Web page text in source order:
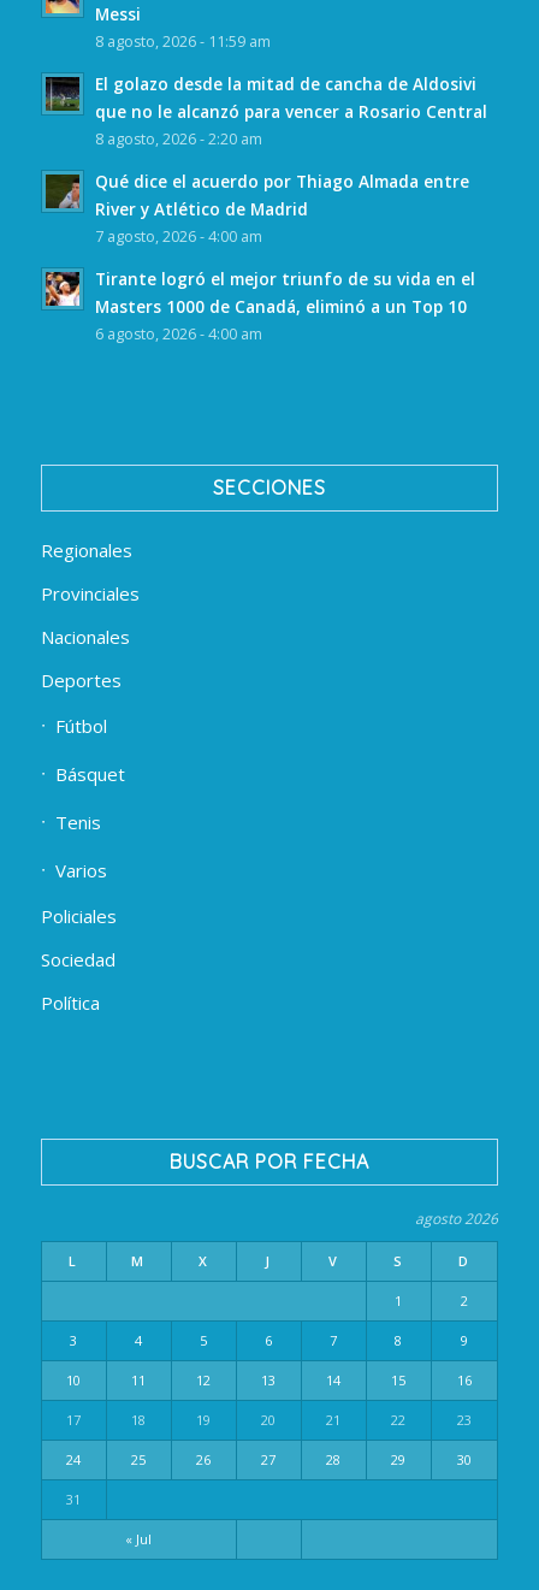
Messi
8 agosto, 2026 - 11:59 am
El golazo desde la mitad de cancha de Aldosivi
que no le alcanzó para vencer a Rosario Central
8 agosto, 2026 - 2:20 am
Qué dice el acuerdo por Thiago Almada entre
River y Atlético de Madrid
7 agosto, 2026 - 4:00 am
Tirante logró el mejor triunfo de su vida en el
Masters 1000 de Canadá, eliminó a un Top 10
6 agosto, 2026 - 4:00 am
SECCIONES
Regionales
Provinciales
Nacionales
Deportes
Fútbol
Básquet
Tenis
Varios
Policiales
Sociedad
Política
BUSCAR POR FECHA
agosto 2026
L M X J V S D
« Jul
1 2
3 4 5 6 7 8 9
10 11 12 13 14 15 16
17 18 19 20 21 22 23
24 25 26 27 28 29 30
31